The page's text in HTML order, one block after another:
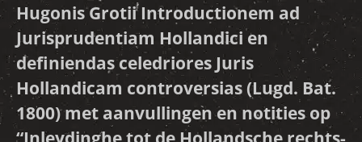
Hugonis Grotii Introductionem ad
Jurisprudentiam Hollandici en
definiendas celedriores Juris
Hollandicam controversias (Lugd. Bat.
1800) met aanvullingen en notities op